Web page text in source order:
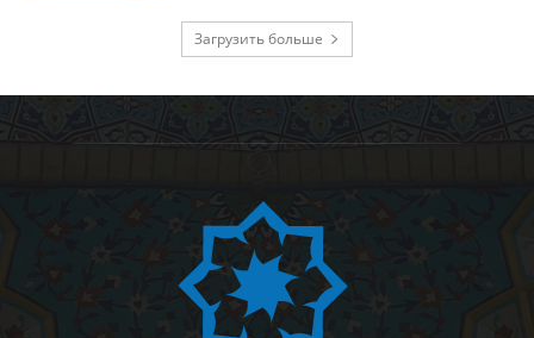
Загрузить больше